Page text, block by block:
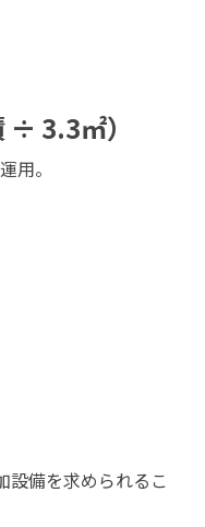
3.3㎡）
用。
設備を求められるこ